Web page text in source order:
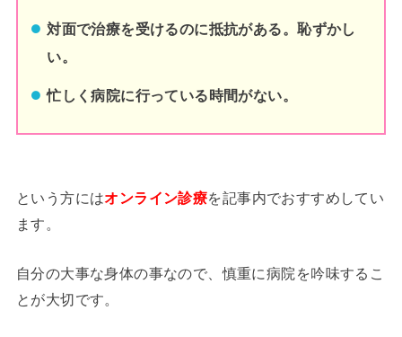
対面で治療を受けるのに抵抗がある。恥ずかし
い。
忙しく病院に行っている時間がない。
という方にはオンライン診療を記事内でおすすめしてい
ます。
自分の大事な身体の事なので、慎重に病院を吟味するこ
とが大切です。